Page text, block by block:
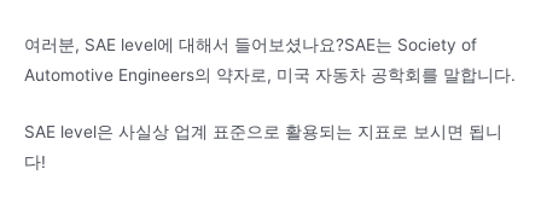
여러분, SAE level에 대해서 들어보셨나요?SAE는 Society of
Automotive Engineers의 약자로, 미국 자동차 공학회를 말합니다.
SAE level은 사실상 업계 표준으로 활용되는 지표로 보시면 됩니
다!